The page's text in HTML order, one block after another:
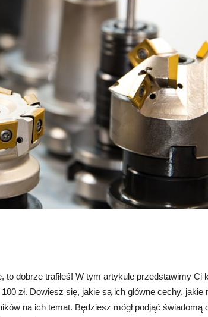
dobrze trafiłeś! W tym artykule przedstawimy Ci
zł. Dowiesz się, jakie są ich główne cechy, jakie
na ich temat. Będziesz mógł podjąć świadomą